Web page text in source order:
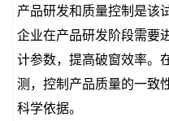
产品研发和质量控制是该
企业在产品研发阶段需要
计参数，提高破窗效率。
测，控制产品质量的一致
科学依据。